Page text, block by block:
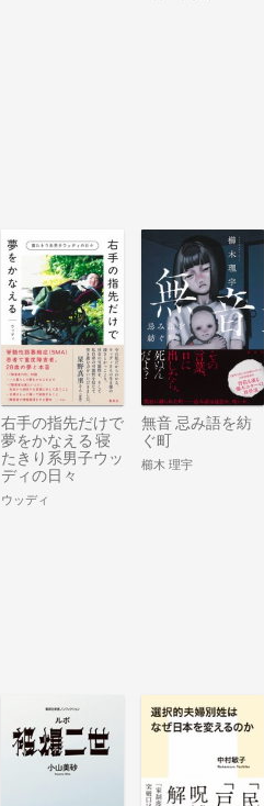
右手の指先だけで
夢をかなえる 寝
たきり系男子ウッ
ディの日々
ウッディ
無音 忌み語を紡
ぐ町
櫛木 理宇